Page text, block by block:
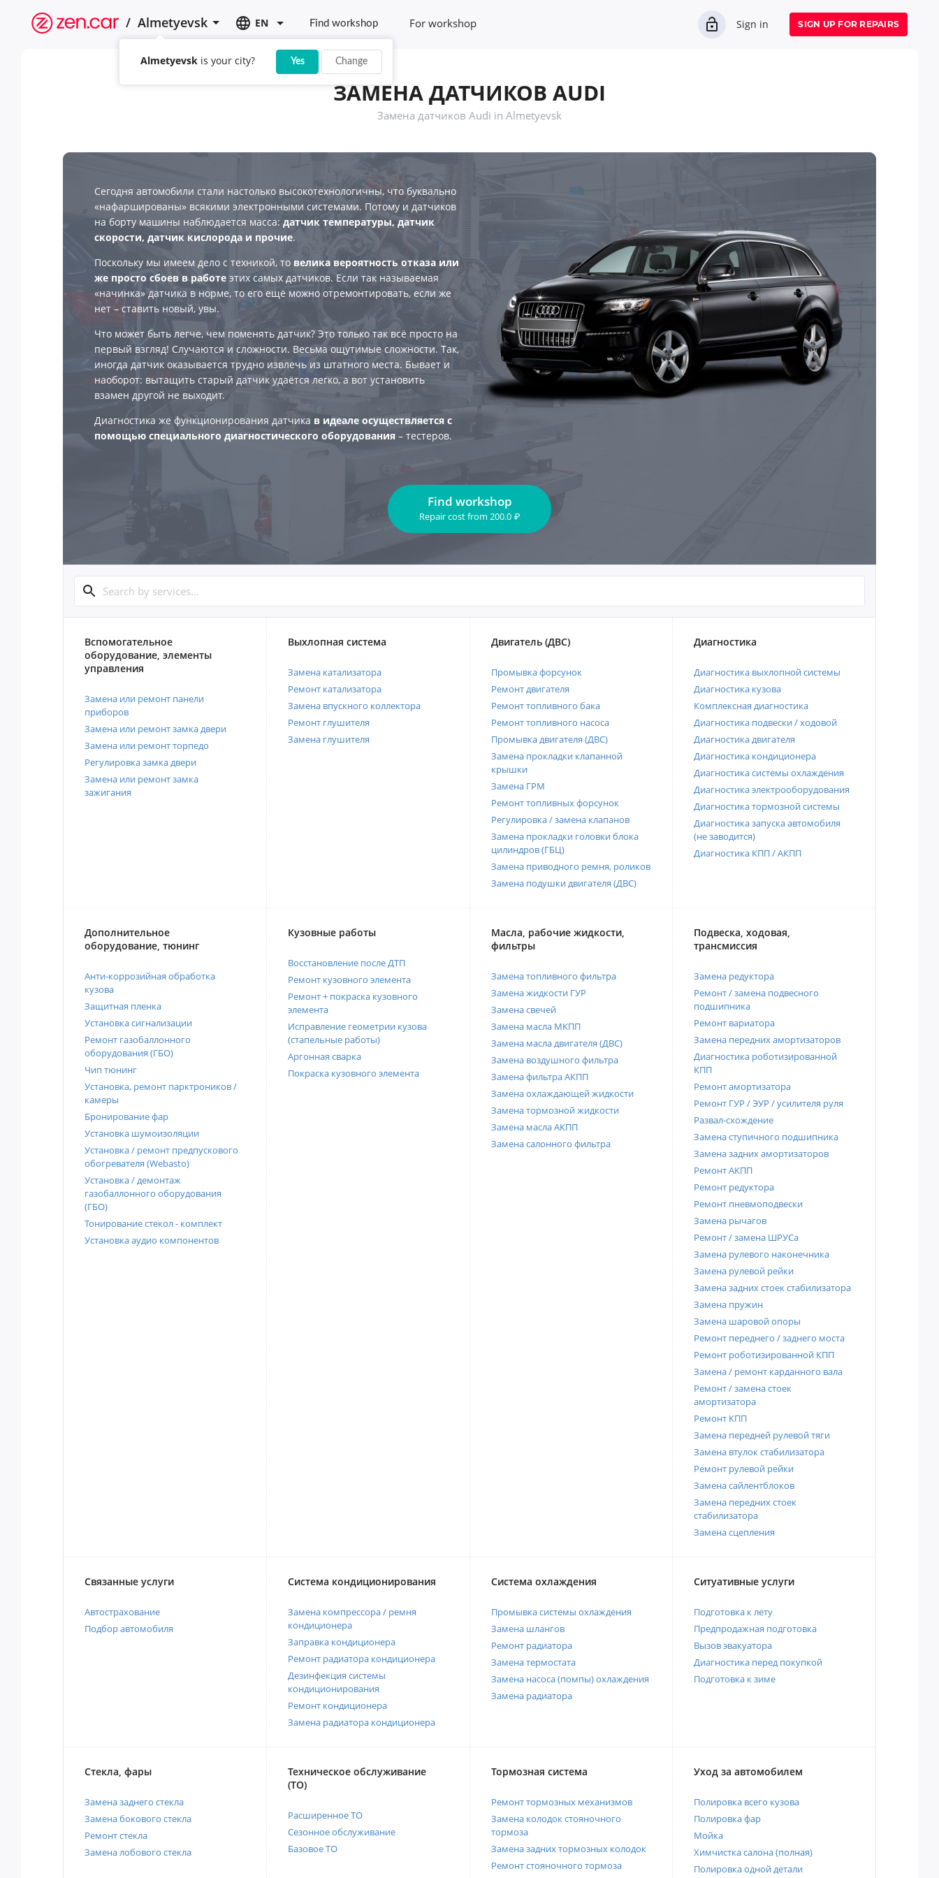
/ Almetyevsk
Almetyevsk is your city? Yes Change
EN Find workshop For workshop Sign in SIGN UP FOR REPAIRS
ЗАМЕНА ДАТЧИКОВ AUDI
Замена датчиков Audi in Almetyevsk
Сегодня автомобили стали настолько высокотехнологичны, что буквально
«нафаршированы» всякими электронными системами. Потому и датчиков
на борту машины наблюдается масса: датчик температуры, датчик
скорости, датчик кислорода и прочие.
Поскольку мы имеем дело с техникой, то велика вероятность отказа или
же просто сбоев в работе этих самых датчиков. Если так называемая
«начинка» датчика в норме, то его ещё можно отремонтировать, если же
нет – ставить новый, увы.
Что может быть легче, чем поменять датчик? Это только так всё просто на
первый взгляд! Случаются и сложности. Весьма ощутимые сложности. Так,
иногда датчик оказывается трудно извлечь из штатного места. Бывает и
наоборот: вытащить старый датчик удаётся легко, а вот установить
взамен другой не выходит.
Диагностика же функционирования датчика в идеале осуществляется с
помощью специального диагностического оборудования – тестеров.
Find workshop
Repair costfrom 200.0 ₽
Вспомогательное
оборудование, элементы
управления
Замена или ремонт панели
приборов
Замена или ремонт замка двери
Замена или ремонт торпедо
Регулировка замка двери
Замена или ремонт замка
зажигания
Выхлопная система
Замена катализатора
Ремонт катализатора
Замена впускного коллектора
Ремонт глушителя
Замена глушителя
Двигатель (ДВС)
Промывка форсунок
Ремонт двигателя
Ремонт топливного бака
Ремонт топливного насоса
Промывка двигателя (ДВС)
Замена прокладки клапанной
крышки
Замена ГРМ
Ремонт топливных форсунок
Регулировка / замена клапанов
Замена прокладки головки блока
цилиндров (ГБЦ)
Замена приводного ремня, роликов
Замена подушки двигателя (ДВС)
Диагностика
Диагностика выхлопной системы
Диагностика кузова
Комплексная диагностика
Диагностика подвески / ходовой
Диагностика двигателя
Диагностика кондиционера
Диагностика системы охлаждения
Диагностика электрооборудования
Диагностика тормозной системы
Диагностика запуска автомобиля
(не заводится)
Диагностика КПП / АКПП
Дополнительное
оборудование, тюнинг
Анти-коррозийная обработка
кузова
Защитная пленка
Установка сигнализации
Ремонт газобаллонного
оборудования (ГБО)
Чип тюнинг
Установка, ремонт парктроников /
камеры
Бронирование фар
Установка шумоизоляции
Установка / ремонт предпускового
обогревателя (Webasto)
Установка / демонтаж
газобаллонного оборудования
(ГБО)
Тонирование стекол - комплект
Установка аудио компонентов
Кузовные работы
Восстановление после ДТП
Ремонт кузовного элемента
Ремонт + покраска кузовного
элемента
Исправление геометрии кузова
(стапельные работы)
Аргонная сварка
Покраска кузовного элемента
Масла, рабочие жидкости,
фильтры
Замена топливного фильтра
Замена жидкости ГУР
Замена свечей
Замена масла МКПП
Замена масла двигателя (ДВС)
Замена воздушного фильтра
Замена фильтра АКПП
Замена охлаждающей жидкости
Замена тормозной жидкости
Замена масла АКПП
Замена салонного фильтра
Подвеска, ходовая,
трансмиссия
Замена редуктора
Ремонт / замена подвесного
подшипника
Ремонт вариатора
Замена передних амортизаторов
Диагностика роботизированной
КПП
Ремонт амортизатора
Ремонт ГУР / ЭУР / усилителя руля
Развал-схождение
Замена ступичного подшипника
Замена задних амортизаторов
Ремонт АКПП
Ремонт редуктора
Ремонт пневмоподвески
Замена рычагов
Ремонт / замена ШРУСа
Замена рулевого наконечника
Замена рулевой рейки
Замена задних стоек стабилизатора
Замена пружин
Замена шаровой опоры
Ремонт переднего / заднего моста
Ремонт роботизированной КПП
Замена / ремонт карданного вала
Ремонт / замена стоек
амортизатора
Ремонт КПП
Замена передней рулевой тяги
Замена втулок стабилизатора
Ремонт рулевой рейки
Замена сайлентблоков
Замена передних стоек
стабилизатора
Замена сцепления
Связанные услуги
Автострахование
Подбор автомобиля
Система кондиционирования
Замена компрессора / ремня
кондиционера
Заправка кондиционера
Ремонт радиатора кондиционера
Дезинфекция системы
кондиционирования
Ремонт кондиционера
Замена радиатора кондиционера
Система охлаждения
Промывка системы охлаждения
Замена шлангов
Ремонт радиатора
Замена термостата
Замена насоса (помпы) охлаждения
Замена радиатора
Ситуативные услуги
Подготовка к лету
Предпродажная подготовка
Вызов эвакуатора
Диагностика перед покупкой
Подготовка к зиме
Стекла, фары
Замена заднего стекла
Замена бокового стекла
Ремонт стекла
Замена лобового стекла
Техническое обслуживание
(ТО)
Расширенное ТО
Сезонное обслуживание
Базовое ТО
Тормозная система
Ремонт тормозных механизмов
Замена колодок стояночного
тормоза
Замена задних тормозных колодок
Ремонт стояночного тормоза
Уход за автомобилем
Полировка всего кузова
Полировка фар
Мойка
Химчистка салона (полная)
Полировка одной детали